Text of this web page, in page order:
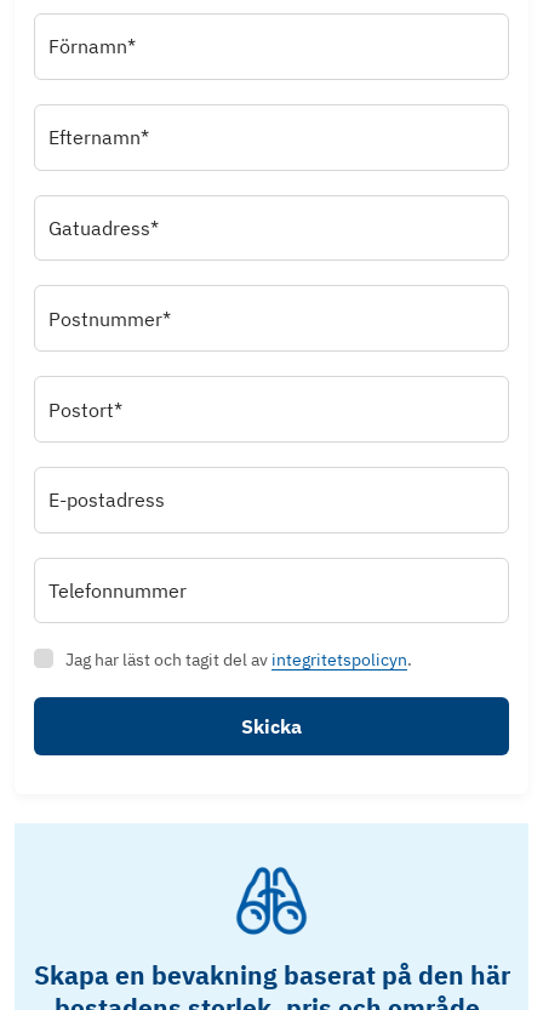
Förnamn*
Efternamn*
Gatuadress*
Postnummer*
Postort*
E-postadress
Telefonnummer
Jag har läst och tagit del av integritetspolicyn.
Skicka
Skapa en bevakning baserat på den här